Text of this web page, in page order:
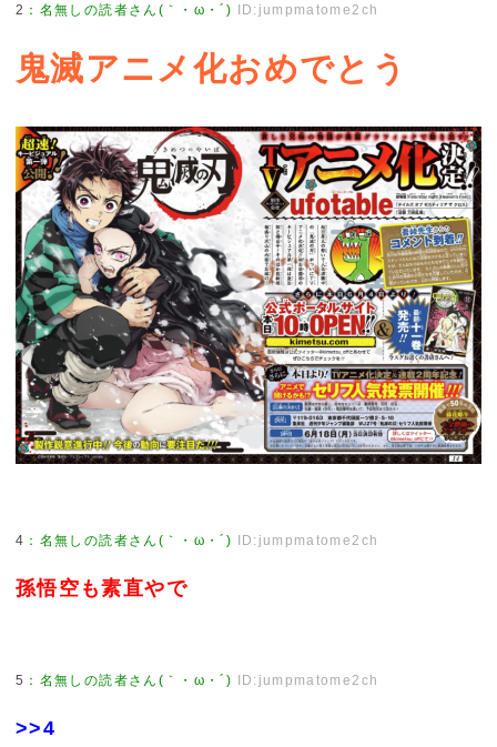
2 ： 名無しの読者さん(｀・ω・´) ID:jumpmatome2ch
鬼滅アニメ化おめでとう
4 ： 名無しの読者さん(｀・ω・´) ID:jumpmatome2ch
孫悟空も素直やで
5 ： 名無しの読者さん(｀・ω・´) ID:jumpmatome2ch
>>4